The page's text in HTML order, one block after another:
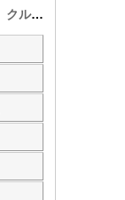
2020年 新艇 ホワイトセブン40 クルーザー